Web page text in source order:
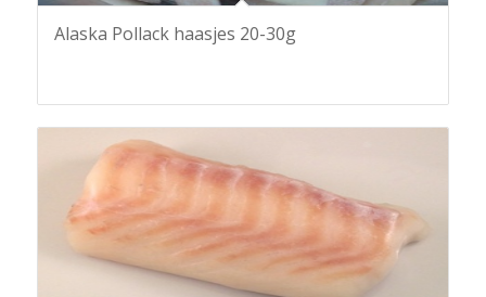
Alaska Pollack haasjes 20-30g